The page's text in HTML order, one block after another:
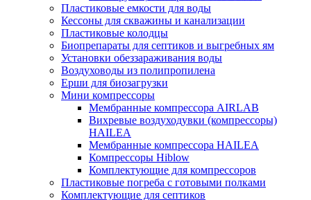
Пластиковые емкости для воды
Кессоны для скважины и канализации
Пластиковые колодцы
Биопрепараты для септиков и выгребных ям
Установки обеззараживания воды
Воздуховоды из полипропилена
Ерши для биозагрузки
Мини компрессоры
Мембранные компрессора AIRLAB
Вихревые воздуходувки (компрессоры)
HAILEA
Мембранные компрессора HAILEA
Компрессоры Hiblow
Комплектующие для компрессоров
Пластиковые погреба с готовыми полками
Комплектующие для септиков